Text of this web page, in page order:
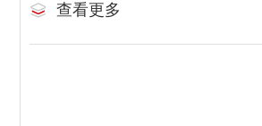
查看更多